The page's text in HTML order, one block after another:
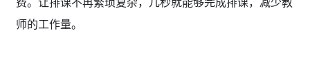
师的工作量。